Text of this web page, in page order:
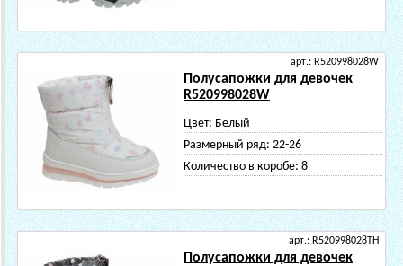
арт.: R520998028W
Полусапожки для девочек
R520998028W
Цвет: Белый
Размерный ряд: 22-26
Количество в коробе: 8
арт.: R520998028TH
Полусапожки для девочек